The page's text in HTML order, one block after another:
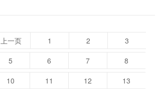
上一页 1 2
3
5 6 7
8
10 11 12
13